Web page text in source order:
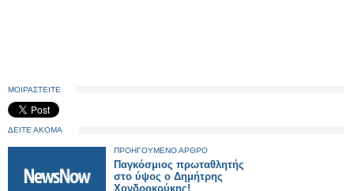
ΜΟΙΡΑΣΤΕΙΤΕ
ΔΕΙΤΕ ΑΚΟΜΑ
ΠΡΟΗΓΟΥΜΕΝΟ ΑΡΘΡΟ
Παγκόσμιος πρωταθλητής
στο ύψος ο Δημήτρης
Χονδροκούκης!